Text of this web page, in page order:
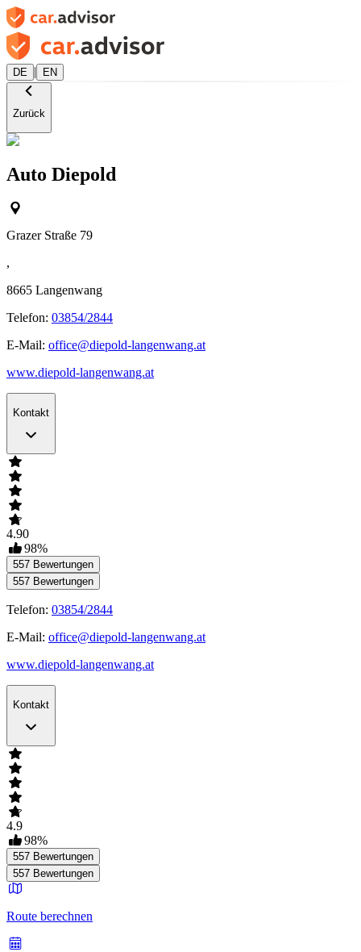
DE | EN
Zurück
Auto Diepold
Grazer Straße 79
,
8665 Langenwang
Telefon: 03854/2844
E-Mail: office@diepold-langenwang.at
www.diepold-langenwang.at
Kontakt
4.90
98%
557 Bewertungen
557 Bewertungen
Telefon: 03854/2844
E-Mail: office@diepold-langenwang.at
www.diepold-langenwang.at
Kontakt
4.9
98%
557 Bewertungen
557 Bewertungen
Route berechnen